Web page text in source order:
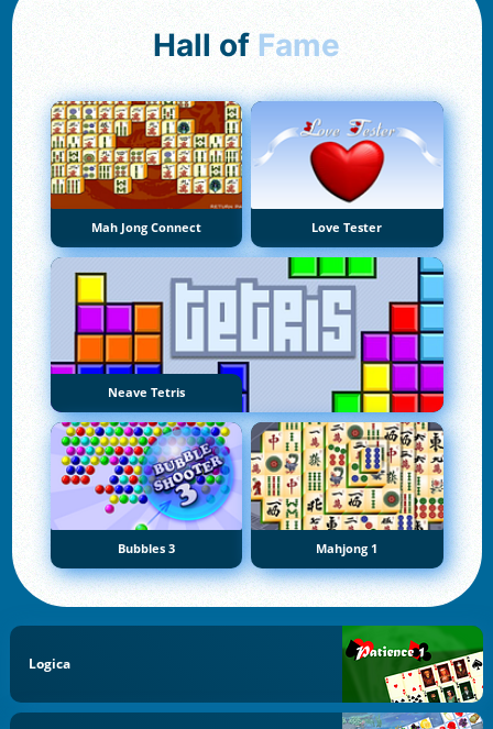
Hall of Fame
Mah Jong Connect Love Tester
Neave Tetris
Bubbles 3 Mahjong 1
Logica